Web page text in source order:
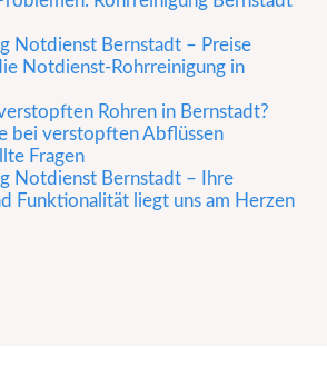
Notdienst Bernstadt – Preise
Notdienst-Rohrreinigung in
Rohren in Bernstadt?
bei verstopften Abflüssen
Fragen
Notdienst Bernstadt – Ihre
Funktionalität liegt uns am Herzen